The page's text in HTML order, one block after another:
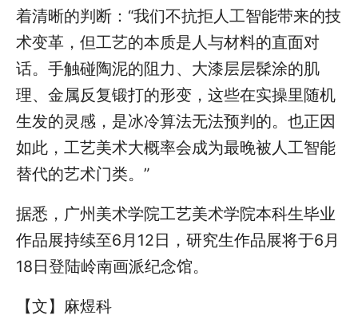
着清晰的判断：“我们不抗拒人工智能带来的技
术变革，但工艺的本质是人与材料的直面对
话。手触碰陶泥的阻力、大漆层层髹涂的肌
理、金属反复锻打的形变，这些在实操里随机
生发的灵感，是冰冷算法无法预判的。也正因
如此，工艺美术大概率会成为最晚被人工智能
替代的艺术门类。”
据悉， 广州美术学院工艺美术学院本科生毕业
作品展持续至6月12日，研究生作品展将于6月
18日登陆岭南画派纪念馆。
【文】麻煜科